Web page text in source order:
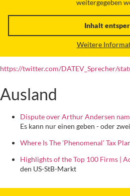
weitergegeben
Inhalt
Weitere
https://twitter.com/DATEV_Sprecher/
Ausland
Dispute over Arthur Andersen
Es kann nur einen geben - oder
Where Is The 'Phenomenal' Tax
Highlights of the Top 100 Firms |
den US-StB-Markt